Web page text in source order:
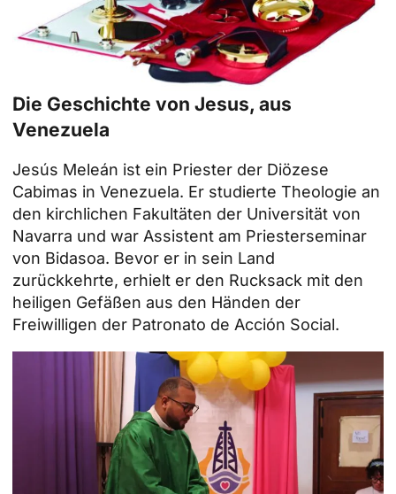
Die Geschichte von Jesus, aus
Venezuela
Jesús Meleán ist ein Priester der Diözese
Cabimas in Venezuela. Er studierte Theologie an
den kirchlichen Fakultäten der Universität von
Navarra und war Assistent am Priesterseminar
von Bidasoa. Bevor er in sein Land
zurückkehrte, erhielt er den Rucksack mit den
heiligen Gefäßen aus den Händen der
Freiwilligen der Patronato de Acción Social.